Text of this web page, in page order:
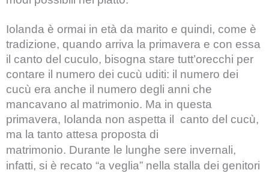
Iolanda è ormai in età da marito e quindi, come è
tradizione, quando arriva la primavera e con essa
il canto del cuculo, bisogna stare tutt’orecchi per
contare il numero dei cucù uditi: il numero dei
cucù era anche il numero degli anni che
mancavano al matrimonio. Ma in questa
primavera, Iolanda non aspetta il canto del cucù,
ma la tanto attesa proposta di
matrimonio. Durante le lunghe sere invernali,
infatti, si è recato “a veglia” nella stalla dei genitori